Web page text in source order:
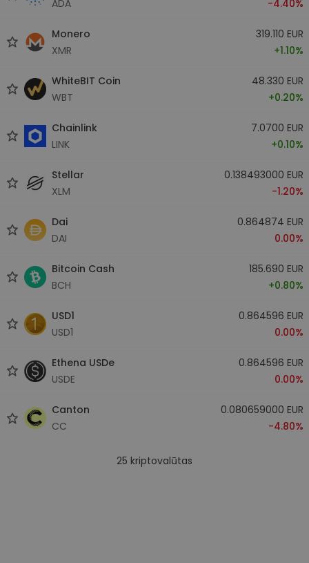
ADA
-4.40%
Monero
XMR
319.110 EUR
+1.10%
WhiteBIT Coin
WBT
48.330 EUR
+0.20%
Chainlink
LINK
7.0700 EUR
+0.10%
Stellar
XLM
0.138493000 EUR
-1.20%
Dai
DAI
0.864874 EUR
0.00%
Bitcoin Cash
BCH
185.690 EUR
+0.80%
USD1
USD1
0.864596 EUR
0.00%
Ethena USDe
USDE
0.864596 EUR
0.00%
Canton
CC
0.080659000 EUR
-4.80%
25 kriptovalūtas